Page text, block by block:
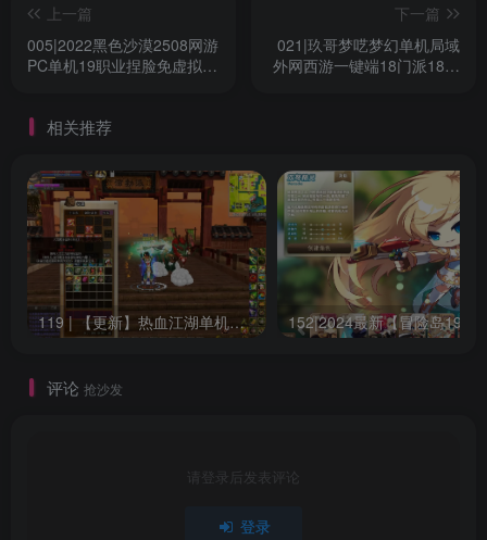
上一篇
005|2022黑色沙漠2508网游
PC单机19职业捏脸免虚拟机
下一篇
021|玖哥梦呓梦幻单机局域
外网西游一键端18门派18角
相关推荐
119 | 【更新】热血江湖单机网游20.0版一键端GM无限元宝虚拟机安装简单
评论 抢沙发
请登录后发表评论
登录